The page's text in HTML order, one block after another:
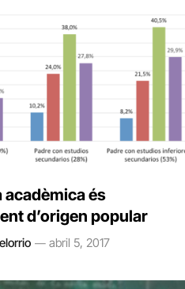
acadèmica és
d’origen popular
abril 5, 2017